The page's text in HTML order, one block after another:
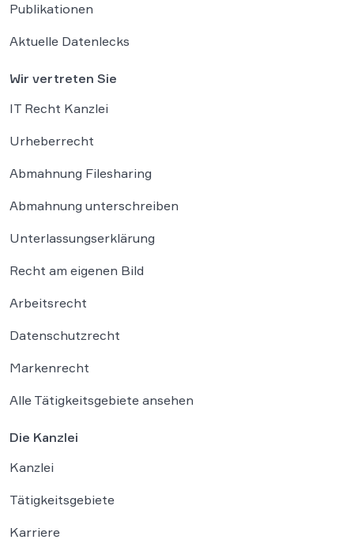
Publikationen
Aktuelle Datenlecks
Wir vertreten Sie
IT Recht Kanzlei
Urheberrecht
Abmahnung Filesharing
Abmahnung unterschreiben
Unterlassungserklärung
Recht am eigenen Bild
Arbeitsrecht
Datenschutzrecht
Markenrecht
Alle Tätigkeitsgebiete ansehen
Die Kanzlei
Kanzlei
Tätigkeitsgebiete
Karriere